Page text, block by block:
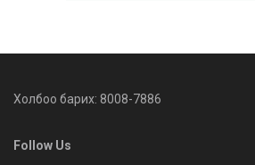
Холбоо барих: 8008-7886
Follow Us